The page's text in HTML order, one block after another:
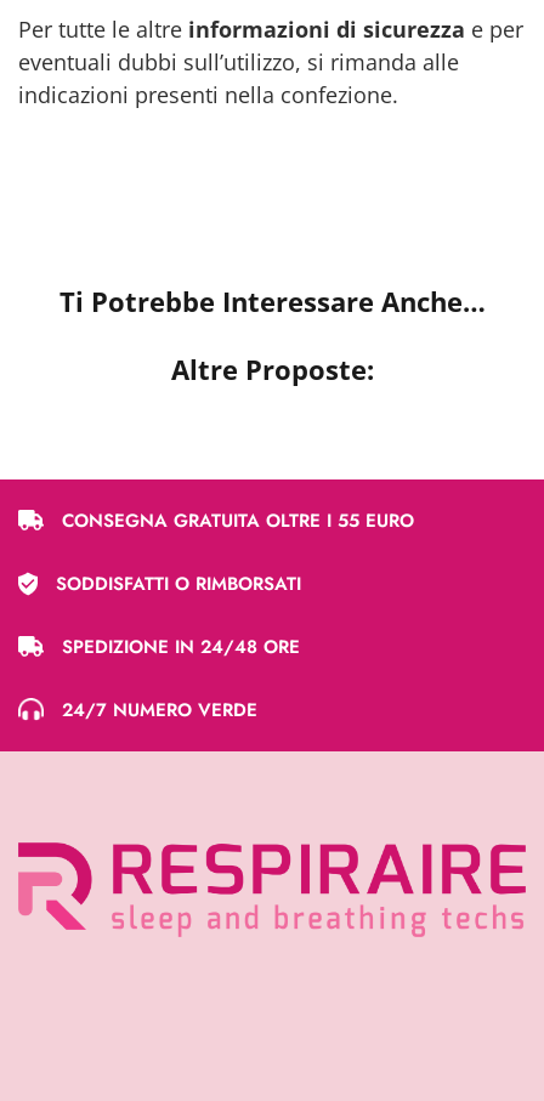
Per tutte le altre informazioni di sicurezza e per
eventuali dubbi sull’utilizzo, si rimanda alle
indicazioni presenti nella confezione.
Ti Potrebbe Interessare Anche…
Altre Proposte:
CONSEGNA GRATUITA OLTRE I 55 EURO
SODDISFATTI O RIMBORSATI
SPEDIZIONE IN 24/48 ORE
24/7 NUMERO VERDE